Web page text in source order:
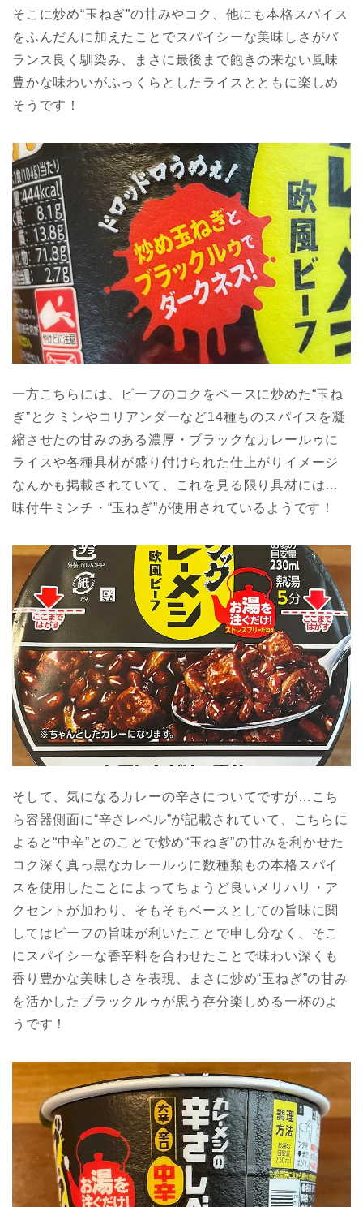
そこに炒め“玉ねぎ”の甘みやコク、他にも本格スパイス
をふんだんに加えたことでスパイシーな美味しさがバ
ランス良く馴染み、まさに最後まで飽きの来ない風味
豊かな味わいがふっくらとしたライスとともに楽しめ
そうです！
一方こちらには、ビーフのコクをベースに炒めた“玉ね
ぎ”とクミンやコリアンダーなど14種ものスパイスを凝
縮させたの甘みのある濃厚・ブラックなカレールゥに
ライスや各種具材が盛り付けられた仕上がりイメージ
なんかも掲載されていて、これを見る限り具材には…
味付牛ミンチ・“玉ねぎ”が使用されているようです！
そして、気になるカレーの辛さについてですが…こち
ら容器側面に“辛さレベル”が記載されていて、こちらに
よると“中辛”とのことで炒め“玉ねぎ”の甘みを利かせた
コク深く真っ黒なカレールゥに数種類もの本格スパイ
スを使用したことによってちょうど良いメリハリ・ア
クセントが加わり、そもそもベースとしての旨味に関
してはビーフの旨味が利いたことで申し分なく、そこ
にスパイシーな香辛料を合わせたことで味わい深くも
香り豊かな美味しさを表現、まさに炒め“玉ねぎ”の甘み
を活かしたブラックルゥが思う存分楽しめる一杯のよ
うです！